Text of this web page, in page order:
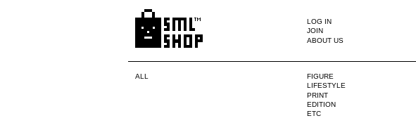
LOG IN
JOIN
ABOUT US
ALL
FIGURE
LIFESTYLE
PRINT
EDITION
ETC